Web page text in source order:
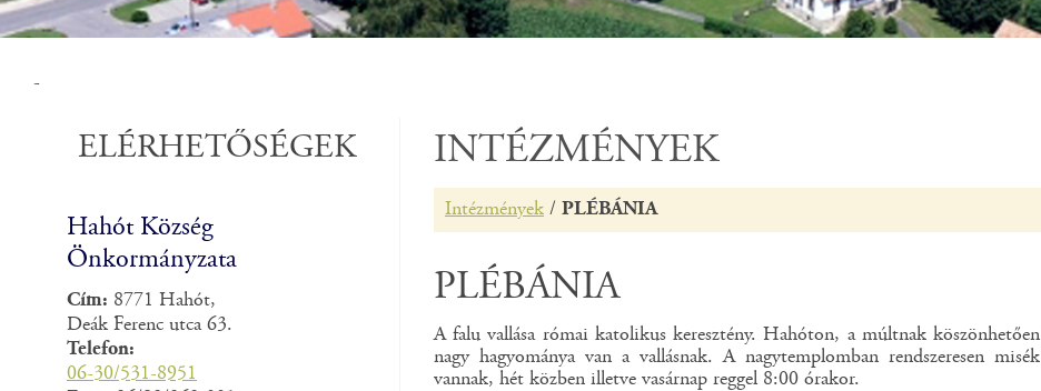
-
ELÉRHETŐSÉGEK
Hahót Község
Önkormányzata
Cím: 8771 Hahót,
Deák Ferenc utca 63.
Telefon:
06-30/531-8951
INTÉZMÉNYEK
Intézmények / PLÉBÁNIA
PLÉBÁNIA
A falu vallása római katolikus keresztény. Hahóton, a múltnak köszönhetően
nagy hagyománya van a vallásnak. A nagytemplomban rendszeresen misék
vannak, hét közben illetve vasárnap reggel 8:00 órakor.